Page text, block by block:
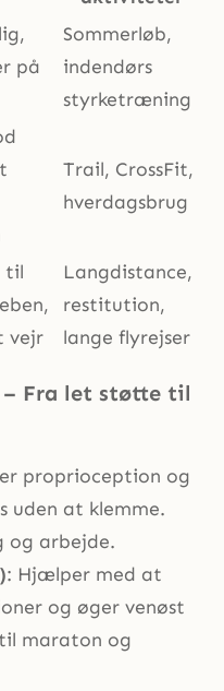
på
Sommerløb,
indendørs
styrketræning
Trail, CrossFit,
hverdagsbrug
til
vejr
Langdistance,
restitution,
lange flyrejser
– Fra let støtte til
proprioception og
uden at klemme.
arbejde.
: Hjælper med at
og øger venøst
maraton og